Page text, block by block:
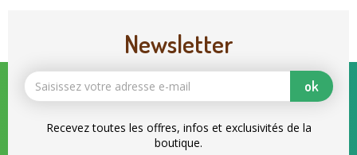
Newsletter
ok
Recevez toutes les offres, infos et exclusivités de la
boutique.